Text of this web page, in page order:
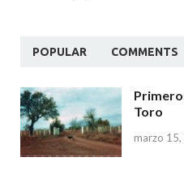
POPULAR COMMENTS
Toro
marzo 15,